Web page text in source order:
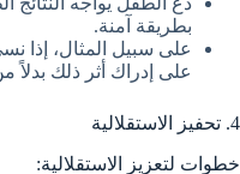
بطريقة آمنة.
على سبيل المثال، إذا
على إدراك أثر ذلك بدلاً
4. تحفيز الاستقلالية
خطوات لتعزيز الاستقلالية: